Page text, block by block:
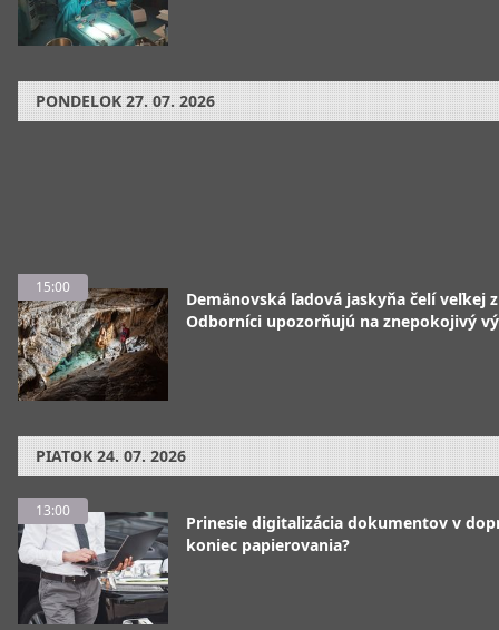
PONDELOK 27. 07. 2026
15:00
Demänovská ľadová jaskyňa čelí veľkej
Odborníci upozorňujú na znepokojivý
PIATOK 24. 07. 2026
13:00
Prinesie digitalizácia dokumentov v
koniec papierovania?